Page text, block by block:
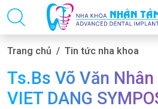
Trang chủ Tin tức nha khoa
Ts.Bs Võ Văn
VIET DANG